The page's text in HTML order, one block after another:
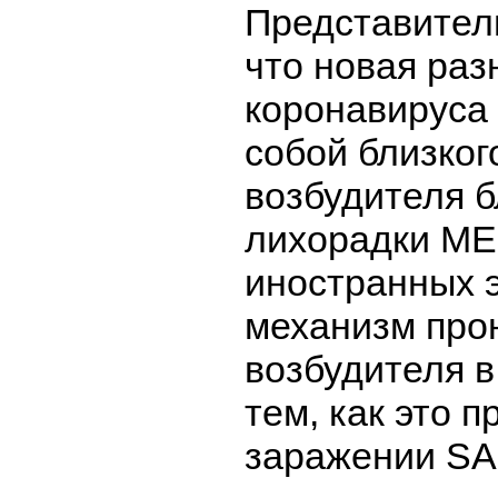
что новая
собой
возбудителя
лихорадки
иностранных
механизм
возбудителя
тем, как это
заражении